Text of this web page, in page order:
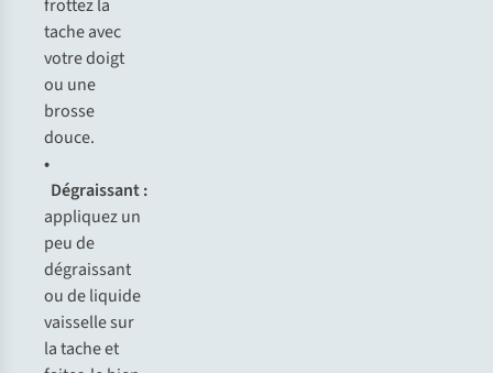
frottezla
tacheavec
votredoigt
ou une
brosse
douce.
•
Dégraissant:
appliquezun
peude
dégraissant
ou deliquide
vaissellesur
latacheet